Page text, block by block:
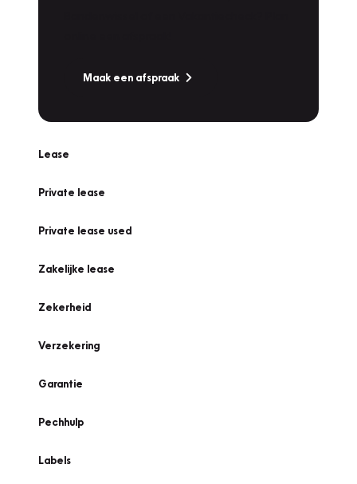
Maak een afspraak
Lease
Private lease
Private lease used
Zakelijke lease
Zekerheid
Verzekering
Garantie
Pechhulp
Labels